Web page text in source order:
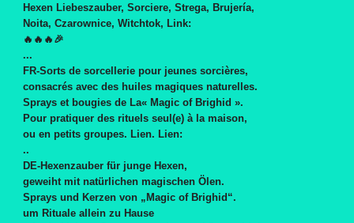
Hexen Liebeszauber, Sorciere, Strega, Brujería,
Noita, Czarownice, Witchtok, Link:
🔥🔥🔥🎉
...
FR-Sorts de sorcellerie pour jeunes sorcières,
consacrés avec des huiles magiques naturelles.
Sprays et bougies de La« Magic of Brighid ».
Pour pratiquer des rituels seul(e) à la maison,
ou en petits groupes. Lien. Lien:
..
DE-Hexenzauber für junge Hexen,
geweiht mit natürlichen magischen Ölen.
Sprays und Kerzen von „Magic of Brighid“.
um Rituale allein zu Hause